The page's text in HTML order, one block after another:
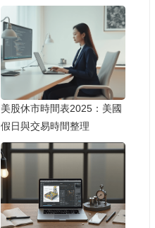
美股休市時間表2025：美國
假日與交易時間整理